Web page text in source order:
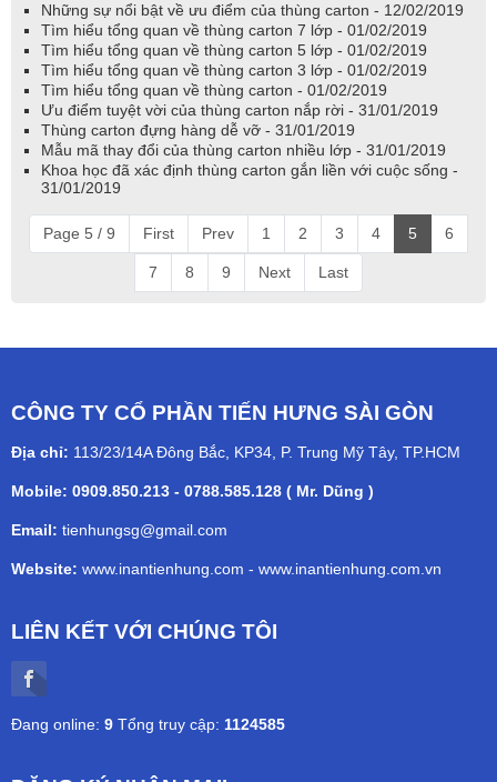
Những sự nổi bật về ưu điểm của thùng carton - 12/02/2019
Tìm hiểu tổng quan về thùng carton 7 lớp - 01/02/2019
Tìm hiểu tổng quan về thùng carton 5 lớp - 01/02/2019
Tìm hiểu tổng quan về thùng carton 3 lớp - 01/02/2019
Tìm hiểu tổng quan về thùng carton - 01/02/2019
Ưu điểm tuyệt vời của thùng carton nắp rời - 31/01/2019
Thùng carton đựng hàng dễ vỡ - 31/01/2019
Mẫu mã thay đổi của thùng carton nhiều lớp - 31/01/2019
Khoa học đã xác định thùng carton gắn liền với cuộc sống -
31/01/2019
Page 5 / 9 First Prev 1 2 3 4 5 6
7 8 9 Next Last
CÔNG TY CỔ PHẦN TIẾN HƯNG SÀI GÒN
Địa chỉ: 113/23/14A Đông Bắc, KP34, P. Trung Mỹ Tây, TP.HCM
Mobile: 0909.850.213 - 0788.585.128 ( Mr. Dũng )
Email: tienhungsg@gmail.com
Website: www.inantienhung.com - www.inantienhung.com.vn
LIÊN KẾT VỚI CHÚNG TÔI
Đang online: 9 Tổng truy cập: 1124585